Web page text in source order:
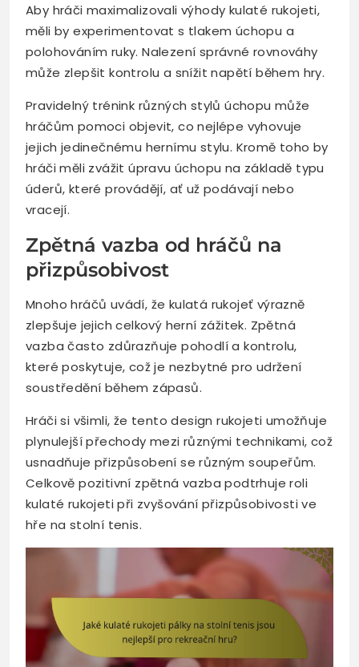
Aby hráči maximalizovali výhody kulaté rukojeti,
měli by experimentovat s tlakem úchopu a
polohováním ruky. Nalezení správné rovnováhy
může zlepšit kontrolu a snížit napětí během hry.
Pravidelný trénink různých stylů úchopu může
hráčům pomoci objevit, co nejlépe vyhovuje
jejich jedinečnému hernímu stylu. Kromě toho by
hráči měli zvážit úpravu úchopu na základě typu
úderů, které provádějí, ať už podávají nebo
vracejí.
Zpětná vazba od hráčů na
přizpůsobivost
Mnoho hráčů uvádí, že kulatá rukojeť výrazně
zlepšuje jejich celkový herní zážitek. Zpětná
vazba často zdůrazňuje pohodlí a kontrolu,
které poskytuje, což je nezbytné pro udržení
soustředění během zápasů.
Hráči si všimli, že tento design rukojeti umožňuje
plynulejší přechody mezi různými technikami, což
usnadňuje přizpůsobení se různým soupeřům.
Celkově pozitivní zpětná vazba podtrhuje roli
kulaté rukojeti při zvyšování přizpůsobivosti ve
hře na stolní tenis.